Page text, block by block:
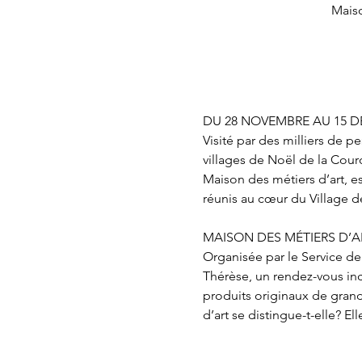
DU 28 NOVEMBRE AU 15
Visité par des milliers de
villages de Noël de la
Maison des métiers d’art,
réunis au cœur du Village
MAISON DES MÉTIERS
Organisée par le Service
Thérèse, un rendez-vous
produits originaux de
d’art se distingue-t-elle?